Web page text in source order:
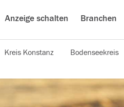
Anzeige schalten Branchen
Kreis Konstanz Bodenseekreis